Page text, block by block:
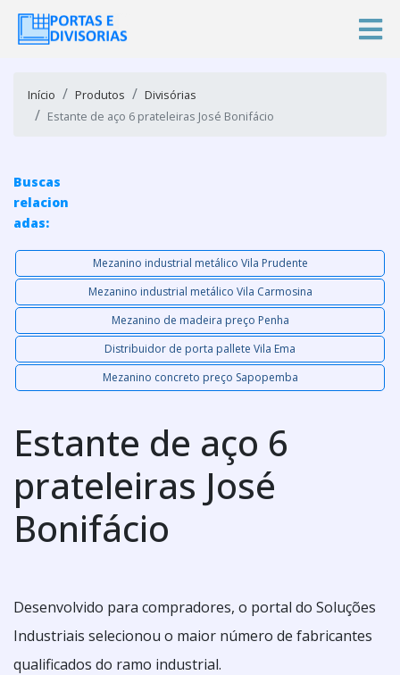
Início Produtos
Divisórias
Estante de aço 6 prateleiras José Bonifácio
Buscas
relacion
adas:
Mezanino industrial metálico Vila Prudente
Mezanino industrial metálico Vila Carmosina
Mezanino de madeira preço Penha
Distribuidor de porta pallete Vila Ema
Mezanino concreto preço Sapopemba
Estante de aço 6
prateleiras José
Bonifácio
Desenvolvido para compradores, o portal do Soluções
Industriais selecionou o maior número de fabricantes
qualificados do ramo industrial.